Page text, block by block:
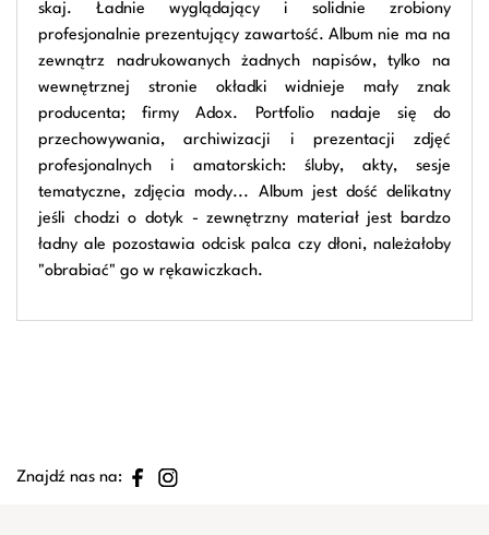
skaj. Ładnie wyglądający i solidnie zrobiony
profesjonalnie prezentujący zawartość. Album nie ma na
zewnątrz nadrukowanych żadnych napisów, tylko na
wewnętrznej stronie okładki widnieje mały znak
producenta; firmy Adox. Portfolio nadaje się do
przechowywania, archiwizacji i prezentacji zdjęć
profesjonalnych i amatorskich: śluby, akty, sesje
tematyczne, zdjęcia mody... Album jest dość delikatny
jeśli chodzi o dotyk - zewnętrzny materiał jest bardzo
ładny ale pozostawia odcisk palca czy dłoni, należałoby
"obrabiać" go w rękawiczkach.
Znajdź nas na: